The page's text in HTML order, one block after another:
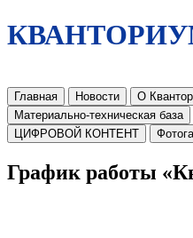
Главная Новости О
Материально-техническая база
ЦИФРОВОЙ КОНТЕНТ
График работы